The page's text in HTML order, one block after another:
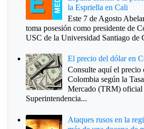
la Espriella en Cali
Este 7 de Agosto
toma posesión como presidente de
USC de la Universidad Santiago de
El precio del dólar en
Consulte aquí el precio
Colombia según la
Mercado (TRM) oficial
Superintendencia...
Ataques rusos en la